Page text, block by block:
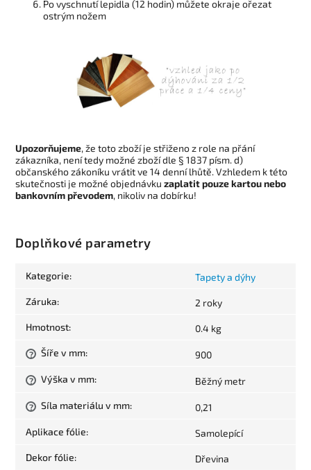
Po vyschnutí lepidla (12 hodin) můžete okraje ořezat
ostrým nožem
Upozorňujeme, že toto zboží je střiženo z role na přání
zákazníka, není tedy možné zboží dle § 1837 písm. d)
občanského zákoníku vrátit ve 14 denní lhůtě. Vzhledem k této
skutečnosti je možné objednávku zaplatit pouze kartou nebo
bankovním převodem, nikoliv na dobírku!
Doplňkové parametry
Kategorie: Tapety a dýhy
Záruka: 2 roky
Hmotnost: 0.4 kg
? Šíře v mm: 900
? Výška v mm: Běžný metr
? Síla materiálu v mm: 0,21
Aplikace fólie: Samolepící
Dekor fólie: Dřevina